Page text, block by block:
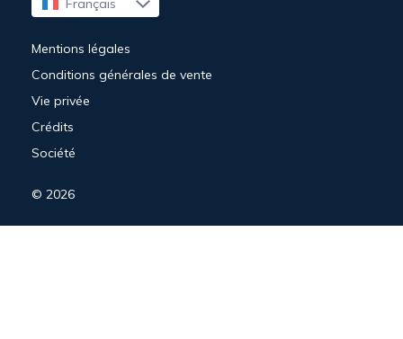
Français
English
Mentions légales
Conditions générales de vente
Vie privée
Crédits
Société
© 2026